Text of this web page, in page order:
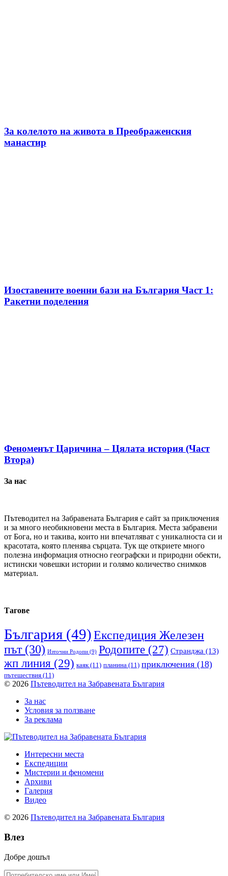
За колелото на живота в Преображенския
манастир
Изоставените военни бази на България Част 1:
Ракетни поделения
Феноменът Царичина – Цялата история (Част
Втора)
За нас
Пътеводител на Забравената България е сайт за приключения
и за много необикновени места в България. Места забравени
от Бога, но и такива, които ни впечатляват с уникалноста си и
красотата, която пленява сърцата. Тук ще откриете много
полезна информация относно географски и природни обекти,
истински човешки истории и голямо количество снимков
материал.
Тагове
България (49)Експедиция Железен
път(30) Източни Родопи (9) Родопите (27) Странджа (13)
жп линия (29) каяк(11) планина (11) приключения (18)
пътешествия (11)
© 2026 Пътеводител на Забравената България
За нас
Условия за ползване
За реклама
Интересни места
Експедиции
Мистерии и феномени
Архиви
Галерия
Видео
© 2026 Пътеводител на Забравената България
Влез
Добре дошъл